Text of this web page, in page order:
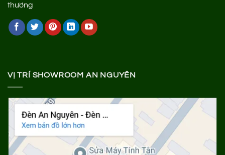
VỊ TRÍ SHOWROOM AN NGUYÊN